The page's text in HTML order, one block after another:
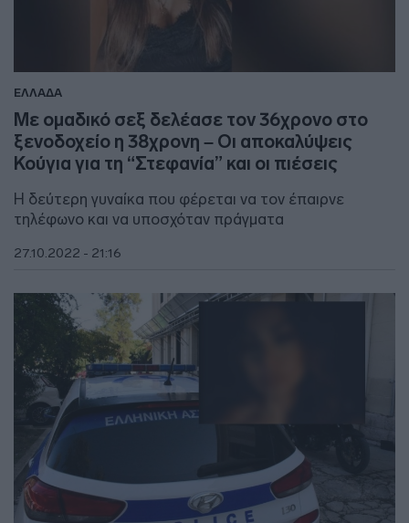
ΕΛΛΑΔΑ
Με ομαδικό σεξ δελέασε τον 36χρονο στο
ξενοδοχείο η 38χρονη – Οι αποκαλύψεις
Κούγια για τη “Στεφανία” και οι πιέσεις
Η δεύτερη γυναίκα που φέρεται να τον έπαιρνε
τηλέφωνο και να υποσχόταν πράγματα
27.10.2022 - 21:16